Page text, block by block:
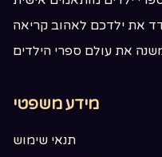
את ילדכם לאהוב קריאה
את עולם ספרי הילדים
מידע משפטי
תנאי שימוש